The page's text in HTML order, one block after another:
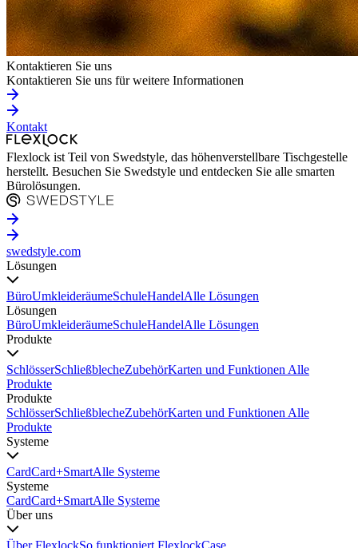
Kontaktieren Sie uns
Kontaktieren Sie uns für weitere Informationen
Kontakt
Flexlock ist Teil von Swedstyle, das höhenverstellbare Tischgestelle
herstellt. Besuchen Sie Swedstyle und entdecken Sie alle smarten
Bürolösungen.
swedstyle.com
Lösungen
BüroUmkleideräumeSchuleHandelAlle Lösungen
Lösungen
BüroUmkleideräumeSchuleHandelAlle Lösungen
Produkte
SchlösserSchließblecheZubehörKarten und Funktionen Alle
Produkte
Produkte
SchlösserSchließblecheZubehörKarten und Funktionen Alle
Produkte
Systeme
CardCard+SmartAlle Systeme
Systeme
CardCard+SmartAlle Systeme
Über uns